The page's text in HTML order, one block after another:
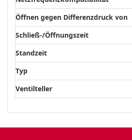
Öffnen gegen Differenzdruck von
Schließ-/Öffnungszeit
Standzeit
Typ
Ventilteller